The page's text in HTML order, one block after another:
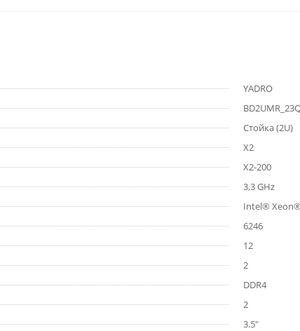
YADRO
Стойка (2U)
X2
X2-200
3,3 GHz
Intel®
6246
12
2
DDR4
2
3.5"